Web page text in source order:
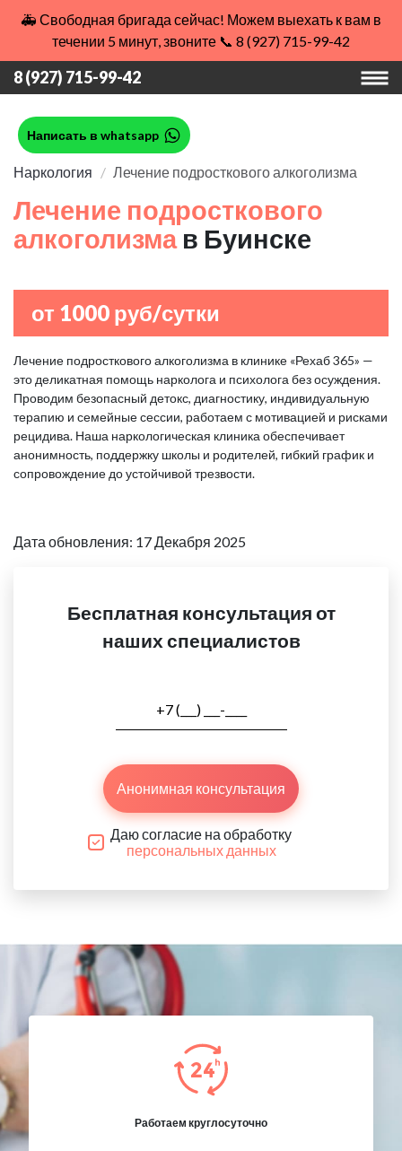
🚑 Свободная бригада сейчас! Можем выехать к вам в
течении 5 минут, звоните 📞 8 (927) 715-99-42
8 (927) 715-99-42
Написать в whatsapp
Наркология Лечение подросткового алкоголизма
Лечение подросткового
алкоголизма в Буинске
от 1000 руб/сутки
Лечение подросткового алкоголизма в клинике «Рехаб 365» —
это деликатная помощь нарколога и психолога без осуждения.
Проводим безопасный детокс, диагностику, индивидуальную
терапию и семейные сессии, работаем с мотивацией и рисками
рецидива. Наша наркологическая клиника обеспечивает
анонимность, поддержку школы и родителей, гибкий график и
сопровождение до устойчивой трезвости.
Дата обновления: 17 Декабря 2025
Бесплатная консультация от
наших специалистов
Анонимная консультация
Даю согласие на обработку
персональных данных
Работаем круглосуточно